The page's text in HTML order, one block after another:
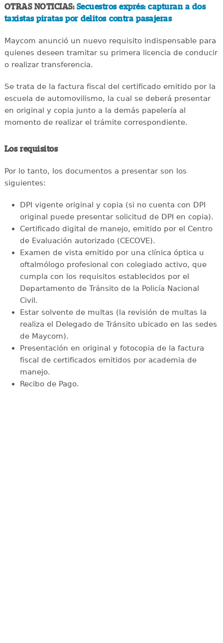
OTRAS NOTICIAS: Secuestros exprés: capturan a dos
taxistas piratas por delitos contra pasajeras
Maycom anunció un nuevo requisito indispensable para
quienes deseen tramitar su primera licencia de conducir
o realizar transferencia.
Se trata de la factura fiscal del certificado emitido por la
escuela de automovilismo, la cual se deberá presentar
en original y copia junto a la demás papelería al
momento de realizar el trámite correspondiente.
Los requisitos
Por lo tanto, los documentos a presentar son los
siguientes:
DPI vigente original y copia (si no cuenta con DPI
original puede presentar solicitud de DPI en copia).
Certificado digital de manejo, emitido por el Centro
de Evaluación autorizado (CECOVE).
Examen de vista emitido por una clínica óptica u
oftalmólogo profesional con colegiado activo, que
cumpla con los requisitos establecidos por el
Departamento de Tránsito de la Policía Nacional
Civil.
Estar solvente de multas (la revisión de multas la
realiza el Delegado de Tránsito ubicado en las sedes
de Maycom).
Presentación en original y fotocopia de la factura
fiscal de certificados emitidos por academia de
manejo.
Recibo de Pago.